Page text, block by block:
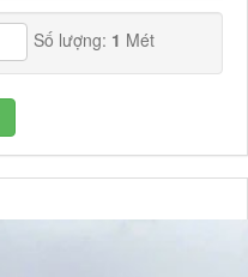
Số lượng: 1 Mét